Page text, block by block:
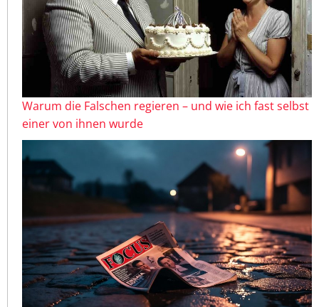
Warum die Falschen regieren – und wie ich fast selbst
einer von ihnen wurde